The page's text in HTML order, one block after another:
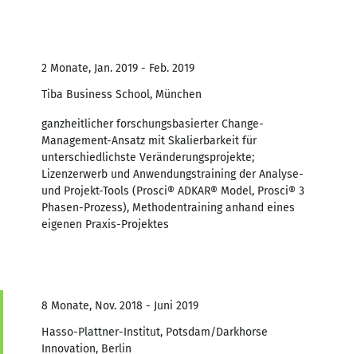
2 Monate, Jan. 2019 - Feb. 2019
Tiba Business School, München
ganzheitlicher forschungsbasierter Change-
Management-Ansatz mit Skalierbarkeit für
unterschiedlichste Veränderungsprojekte;
Lizenzerwerb und Anwendungstraining der Analyse-
und Projekt-Tools (Prosci® ADKAR® Model, Prosci® 3
Phasen-Prozess), Methodentraining anhand eines
eigenen Praxis-Projektes
8 Monate, Nov. 2018 - Juni 2019
Hasso-Plattner-Institut, Potsdam/Darkhorse
Innovation, Berlin